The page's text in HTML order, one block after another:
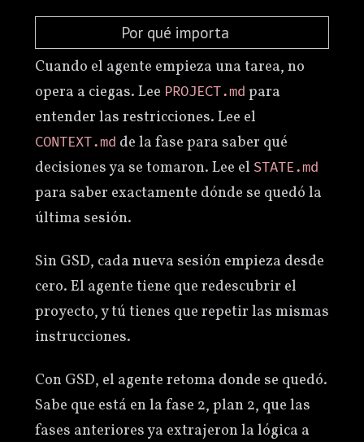
Por qué importa
Cuando el agente empieza una tarea, no
opera a ciegas. Lee PROJECT.md para
entender las restricciones. Lee el
CONTEXT.md de la fase para saber qué
decisiones ya se tomaron. Lee el STATE.md
para saber exactamente dónde se quedó la
última sesión.
Sin GSD, cada nueva sesión empieza desde
cero. El agente tiene que redescubrir el
proyecto, y tú tienes que repetir las mismas
instrucciones.
Con GSD, el agente retoma donde se quedó.
Sabe que está en la fase 2, plan 2, que las
fases anteriores ya extrajeron la lógica a